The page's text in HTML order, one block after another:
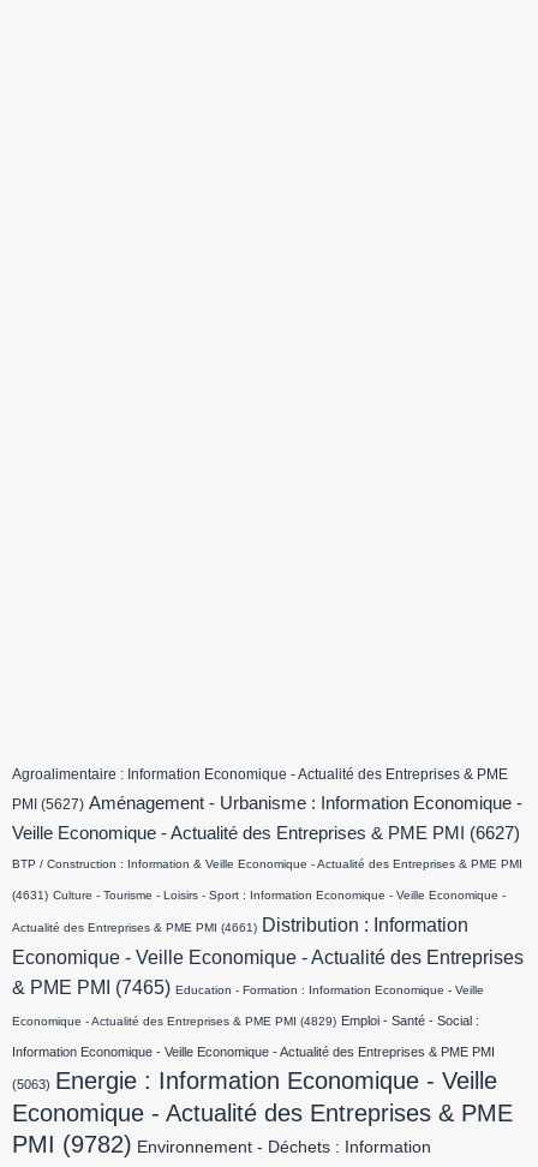
Agroalimentaire : Information Economique - Actualité des Entreprises & PME
PMI (5627) Aménagement - Urbanisme : Information Economique -
Veille Economique - Actualité des Entreprises & PME PMI
(6627)
BTP / Construction : Information & Veille Economique - Actualité des Entreprises & PME PMI
(4631) Culture - Tourisme - Loisirs - Sport : Information Economique - Veille Economique -
Actualité des Entreprises & PME PMI (4661) Distribution : Information
Economique - Veille Economique - Actualité des Entreprises
& PME PMI
(7465) Education - Formation : Information Economique - Veille
Economique - Actualité des Entreprises & PME PMI (4829) Emploi - Santé - Social :
Information Economique - Veille Economique - Actualité des Entreprises & PME PMI
(5063) Energie : Information Economique - Veille
Economique - Actualité des Entreprises & PME
PMI (9782) Environnement - Déchets : Information